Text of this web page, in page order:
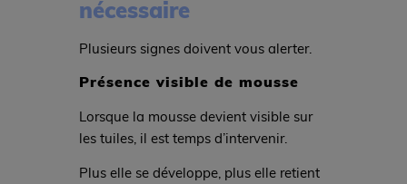
nécessaire
Plusieurs signes doivent vous alerter.
Présence visible de mousse
Lorsque la mousse devient visible sur
les tuiles, il est temps d’intervenir.
Plus elle se développe, plus elle retient